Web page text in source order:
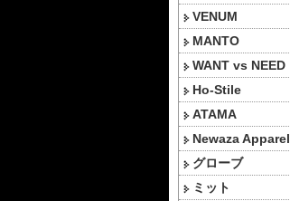
VENUM
MANTO
WANT vs NEED
Ho-Stile
ATAMA
Newaza Apparel
グローブ
ミット